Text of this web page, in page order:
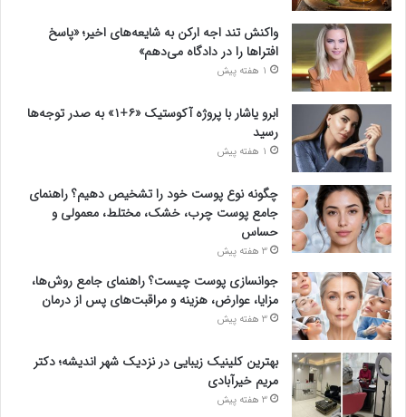
واکنش تند اجه ارکن به شایعه‌های اخیر؛ «پاسخ
افتراها را در دادگاه می‌دهم»
1 هفته پیش
ابرو یاشار با پروژه آکوستیک «۶+۱» به صدر توجه‌ها
رسید
1 هفته پیش
چگونه نوع پوست خود را تشخیص دهیم؟ راهنمای
جامع پوست چرب، خشک، مختلط، معمولی و
حساس
3 هفته پیش
جوانسازی پوست چیست؟ راهنمای جامع روش‌ها،
مزایا، عوارض، هزینه و مراقبت‌های پس از درمان
3 هفته پیش
بهترین کلینیک زیبایی در نزدیک شهر اندیشه؛ دکتر
مریم خیرآبادی
3 هفته پیش